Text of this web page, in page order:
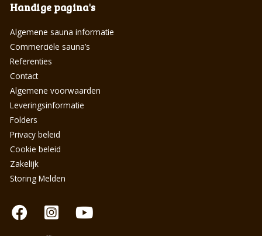
Handige pagina's
Algemene sauna informatie
Commerciële sauna’s
Referenties
Contact
Algemene voorwaarden
Leveringsinformatie
Folders
Privacy beleid
Cookie beleid
Zakelijk
Storing Melden